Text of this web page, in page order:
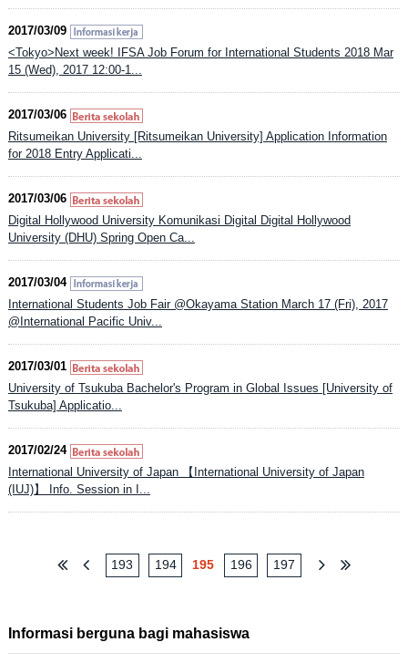
2017/03/09
<Tokyo>Next week! IFSA Job Forum for International Students 2018 Mar
15 (Wed), 2017 12:00-1...
2017/03/06
Ritsumeikan University [Ritsumeikan University] Application Information
for 2018 Entry Applicati...
2017/03/06
Digital Hollywood University Komunikasi Digital Digital Hollywood
University (DHU) Spring Open Ca...
2017/03/04
International Students Job Fair @Okayama Station March 17 (Fri), 2017
@International Pacific Univ...
2017/03/01
University of Tsukuba Bachelor's Program in Global Issues [University of
Tsukuba] Applicatio...
2017/02/24
International University of Japan 【International University of Japan
(IUJ)】 Info. Session in I...
193 194 195 196 197
Informasi berguna bagi mahasiswa